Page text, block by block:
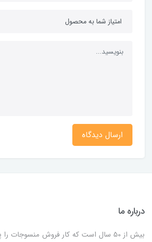
ارسال دیدگاه
درباره ما
بیش از 50 سال است که کار فروش منسوجات